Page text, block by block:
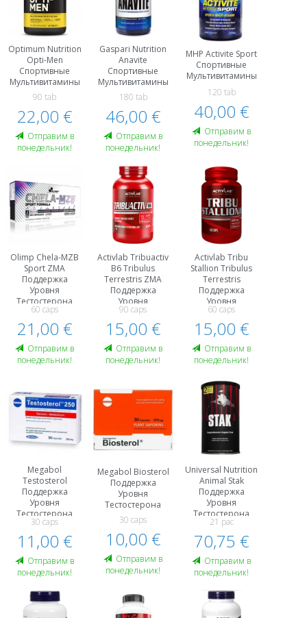
Optimum Nutrition
Opti-Men
Спортивные
Мультивитамины
90 tab
22,00 €
Oтправим в
понедельник!
Gaspari Nutrition
Anavite
Спортивные
Мультивитамины
180 tab
46,00 €
Oтправим в
понедельник!
MHP Activite Sport
Спортивные
Мультивитамины
120 tab
40,00 €
Oтправим в
понедельник!
Olimp Chela-MZB
Sport ZMA
Поддержка
Уровня
Тестостерона
60 caps
21,00 €
Oтправим в
понедельник!
Activlab Tribuactiv
B6 Tribulus
Terrestris ZMA
Поддержка
Уровня
Тестостерона
90 caps
15,00 €
Oтправим в
понедельник!
Activlab Tribu
Stallion Tribulus
Terrestris
Поддержка
Уровня
Тестостерона
60 caps
15,00 €
Oтправим в
понедельник!
Megabol
Testosterol
Поддержка
Уровня
Тестостерона
30 caps
11,00 €
Oтправим в
понедельник!
Megabol Biosterol
Поддержка
Уровня
Тестостерона
30 caps
10,00 €
Oтправим в
понедельник!
Universal Nutrition
Animal Stak
Поддержка
Уровня
Тестостерона
21 pac
70,75 €
Oтправим в
понедельник!